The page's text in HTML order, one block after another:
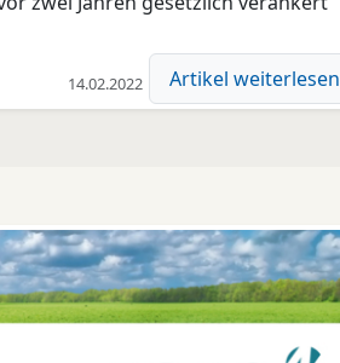
14.02.2022 Artikel weiterlesen